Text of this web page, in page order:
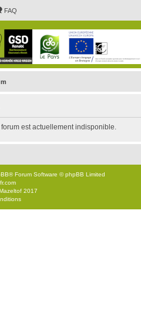
FAQ
est actuellement indisponible.
® Forum Software © phpBB Limited
2017